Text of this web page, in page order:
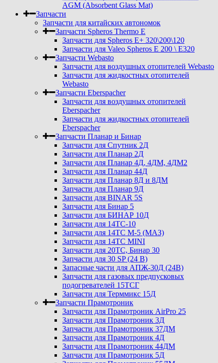
AGM (Absorbent Glass Mat)
Запчасти
Запчасти для китайских автономок
Запчасти Spheros Thermo E
Запчасти для Spheros E+ 320\200\120
Запчасти для Valeo Spheros E 200 \ E320
Запчасти Webasto
Запчасти для воздушных отопителей Webasto
Запчасти для жидкостных отопителей
Webasto
Запчасти Eberspacher
Запчасти для воздушных отопителей
Eberspacher
Запчасти для жидкостных отопителей
Eberspacher
Запчасти Планар и Бинар
Запчасти для Спутник 2Д
Запчасти для Планар 2Д
Запчасти для Планар 4Д, 4ДМ, 4ДМ2
Запчасти для Планар 44Д
Запчасти для Планар 8Д и 8ДМ
Запчасти для Планар 9Д
Запчасти для BINAR 5S
Запчасти для Бинар 5
Запчасти для БИНАР 10Д
Запчасти для 14ТС-10
Запчасти для 14ТС М-5 (МАЗ)
Запчасти для 14ТС MINI
Запчасти для 20ТС, Бинар 30
Запчасти для 30 SP (24 В)
Запасные части для АПЖ-30Д (24В)
Запчасти для газовых предпусковых
подогревателей 15ТСГ
Запчасти для Терммикс 15Д
Запчасти Прамотроник
Запчасти для Прамотроник AirPro 25
Запчасти для Прамотроник 3Д
Запчасти для Прамотроник 37ДМ
Запчасти для Прамотроник 4Д
Запчасти для Прамотроник 44ДМ
Запчасти для Прамотроник 5Д